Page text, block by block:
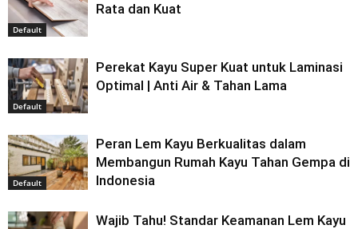
Default
Rata dan Kuat
Default
Perekat Kayu Super Kuat untuk Laminasi
Optimal | Anti Air & Tahan Lama
Default
Peran Lem Kayu Berkualitas dalam
Membangun Rumah Kayu Tahan Gempa di
Indonesia
Wajib Tahu! Standar Keamanan Lem Kayu